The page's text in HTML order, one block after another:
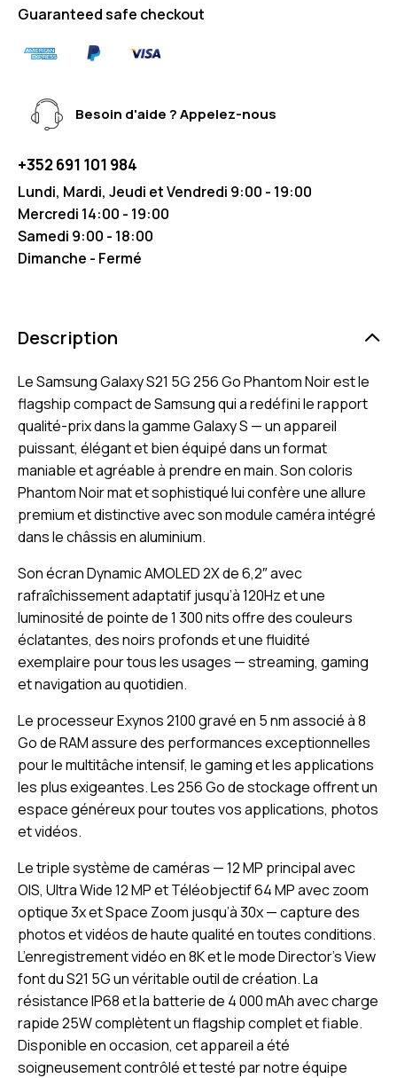
Guaranteed safe checkout
Besoin d'aide ? Appelez-nous
+352 691 101 984
Lundi, Mardi, Jeudi et Vendredi 9:00 - 19:00
Mercredi 14:00 - 19:00
Samedi 9:00 - 18:00
Dimanche - Fermé
Description
Le Samsung Galaxy S21 5G 256 Go Phantom Noir est le
flagship compact de Samsung qui a redéfini le rapport
qualité-prix dans la gamme Galaxy S — un appareil
puissant, élégant et bien équipé dans un format
maniable et agréable à prendre en main. Son coloris
Phantom Noir mat et sophistiqué lui confère une allure
premium et distinctive avec son module caméra intégré
dans le châssis en aluminium.
Son écran Dynamic AMOLED 2X de 6,2″ avec
rafraîchissement adaptatif jusqu’à 120Hz et une
luminosité de pointe de 1 300 nits offre des couleurs
éclatantes, des noirs profonds et une fluidité
exemplaire pour tous les usages — streaming, gaming
et navigation au quotidien.
Le processeur Exynos 2100 gravé en 5 nm associé à 8
Go de RAM assure des performances exceptionnelles
pour le multitâche intensif, le gaming et les applications
les plus exigeantes. Les 256 Go de stockage offrent un
espace généreux pour toutes vos applications, photos
et vidéos.
Le triple système de caméras — 12 MP principal avec
OIS, Ultra Wide 12 MP et Téléobjectif 64 MP avec zoom
optique 3x et Space Zoom jusqu’à 30x — capture des
photos et vidéos de haute qualité en toutes conditions.
L’enregistrement vidéo en 8K et le mode Director’s View
font du S21 5G un véritable outil de création. La
résistance IP68 et la batterie de 4 000 mAh avec charge
rapide 25W complètent un flagship complet et fiable.
Disponible en occasion, cet appareil a été
soigneusement contrôlé et testé par notre équipe